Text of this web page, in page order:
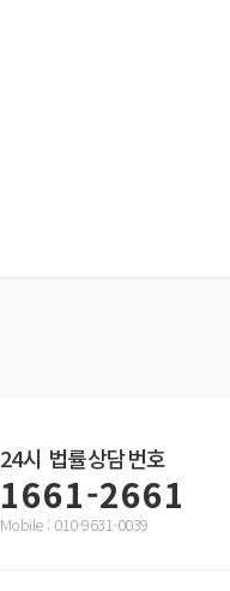
24시 법률상담번호
1661-2661
Mobile : 010-9631-0039